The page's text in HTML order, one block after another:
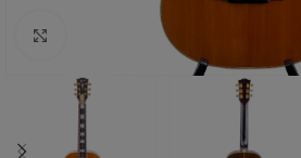
Zum vergrößern anklicken